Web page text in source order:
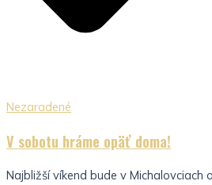
Nezaradené
V sobotu hráme opäť doma!
Najbližší víkend bude v